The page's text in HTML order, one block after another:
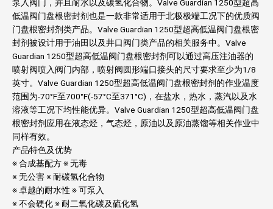
泵入阀门，并且耐水以及碳氢化合物。Valve Guardian 1250型超高
低温阀门盘根密封剂也是一款非常适用于北极极端工况下的优质阀
门盘根密封剂类产品。Valve Guardian 1250型超高低温阀门盘根密
封剂被设计用于油田以及井口阀门类产品的相关服务中。Valve
Guardian 1250型超高低温阀门盘根密封剂可以通过高压注油器的
喷射阀喷入阀门内部，喷射阀圆形端口接头的尺寸要求至少为1/8
英寸。Valve Guardian 1250型超高低温阀门盘根密封剂的作业温度
范围为-70°F至700°F(-57°C至371°C)，在盐水，热水，蒸汽以及水
溶液等工况下均性能优异。Valve Guardian 1250型超高低温阀门盘
根密封剂应用在液态烃，气态烃，原油以及原油蒸馏等相关作业中
同样有效。
产品特色及优势
※ 合成基配方 ※ 无毒
※ 无公害 ※ 耐碳氢化合物
※ 卓越的耐水性 ※ 可泵入
※ 不会硬化 ※ 耐二氧化碳及硫化氢